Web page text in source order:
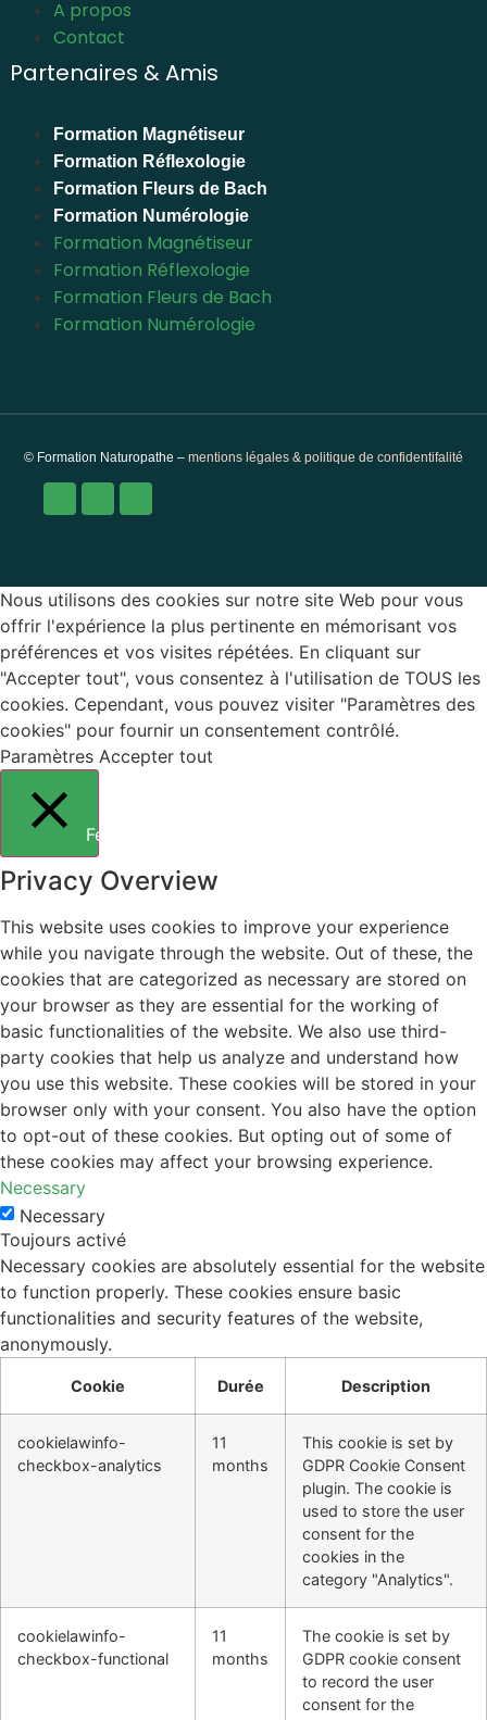
A propos
Contact
Partenaires & Amis
Formation Magnétiseur
Formation Réflexologie
Formation Fleurs de Bach
Formation Numérologie
Formation Magnétiseur
Formation Réflexologie
Formation Fleurs de Bach
Formation Numérologie
© Formation Naturopathe – mentions légales & politique de confidentifalité
Nous utilisons des cookies sur notre site Web pour vous
offrir l'expérience la plus pertinente en mémorisant vos
préférences et vos visites répétées. En cliquant sur
"Accepter tout", vous consentez à l'utilisation de TOUS les
cookies. Cependant, vous pouvez visiter "Paramètres des
cookies" pour fournir un consentement contrôlé.
Paramètres Accepter tout
Fermer
Privacy Overview
This website uses cookies to improve your experience
while you navigate through the website. Out of these, the
cookies that are categorized as necessary are stored on
your browser as they are essential for the working of
basic functionalities of the website. We also use third-
party cookies that help us analyze and understand how
you use this website. These cookies will be stored in your
browser only with your consent. You also have the option
to opt-out of these cookies. But opting out of some of
these cookies may affect your browsing experience.
Necessary
Necessary
Toujours activé
Necessary cookies are absolutely essential for the website
to function properly. These cookies ensure basic
functionalities and security features of the website,
anonymously.
Cookie Durée Description
cookielawinfo-
checkbox-analytics
11
months
This cookie is set by
GDPR Cookie Consent
plugin. The cookie is
used to store the user
consent for the
cookies in the
category "Analytics".
cookielawinfo-
checkbox-functional
11
months
The cookie is set by
GDPR cookie consent
to record the user
consent for the